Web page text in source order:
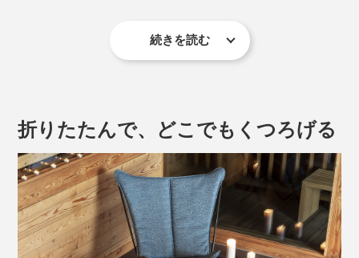
リクライニングチェア
熱烈なファンを生んだ『Lafuma』。
る折りたたみ式「SPHINXアームチェア」は、くつろぎ
の質が違います。
本を読む、スマホを操作する際に、ちょうど肘を掛けら
れる背もたれの広さ。左右どちらかへ身を傾ければ頭ま
でラクに預けられる包容力。
美しい見た目と触り心地だけでなく、屋外使用にも耐え
続きを読む
折りたたんで、どこでもくつろげる